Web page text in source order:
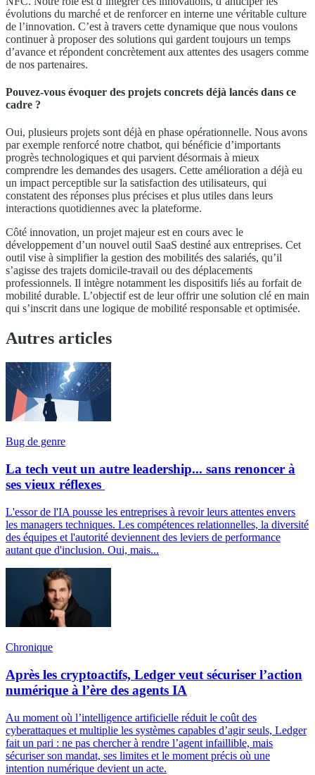
évolutions du marché et de renforcer en interne une véritable culture
de l’innovation. C’est à travers cette dynamique que nous voulons
continuer à proposer des solutions qui gardent toujours un temps
d’avance et répondent concrètement aux attentes des usagers comme
de nos partenaires.
Pouvez-vous évoquer des projets concrets déjà lancés dans ce
cadre ?
Oui, plusieurs projets sont déjà en phase opérationnelle. Nous avons
par exemple renforcé notre chatbot, qui bénéficie d’importants
progrès technologiques et qui parvient désormais à mieux
comprendre les demandes des usagers. Cette amélioration a déjà eu
un impact perceptible sur la satisfaction des utilisateurs, qui
constatent des réponses plus précises et plus utiles dans leurs
interactions quotidiennes avec la plateforme.
Côté innovation, un projet majeur est en cours avec le
développement d’un nouvel outil SaaS destiné aux entreprises. Cet
outil vise à simplifier la gestion des mobilités des salariés, qu’il
s’agisse des trajets domicile-travail ou des déplacements
professionnels. Il intègre notamment les dispositifs liés au forfait de
mobilité durable. L’objectif est de leur offrir une solution clé en main
qui s’inscrit dans une logique de mobilité responsable et optimisée.
Autres articles
Bug de genre
La tech veut un autre leadership... sans renoncer à
ses vieux réflexes
L'essor de l'IA pousse les entreprises à revoir leurs attentes envers
les managers techniques. Les compétences relationnelles, la diversité
des équipes et l'autorité deviennent des leviers de performance
autant que d'inclusion. Oui, mais...
Chronique
Après les cryptoactifs, Ledger veut sécuriser l’action
numérique à l’ère des agents IA
Au moment où l’intelligence artificielle réduit le coût des
cyberattaques et multiplie les systèmes capables d’agir seuls, Ledger
fait un pari : ne pas chercher à rendre l’agent infaillible, mais
sécuriser son mandat, ses limites et le moment précis où une
intention numérique devient un acte.